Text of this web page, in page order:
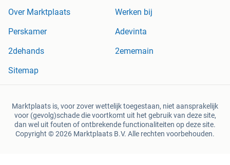
Over Marktplaats
Werken bij
Perskamer
Adevinta
2dehands
2ememain
Sitemap
Marktplaats is, voor zover wettelijk toegestaan, niet aansprakelijk
voor (gevolg)schade die voortkomt uit het gebruik van deze site,
dan wel uit fouten of ontbrekende functionaliteiten op deze site.
Copyright © 2026 Marktplaats B.V. Alle rechten voorbehouden.